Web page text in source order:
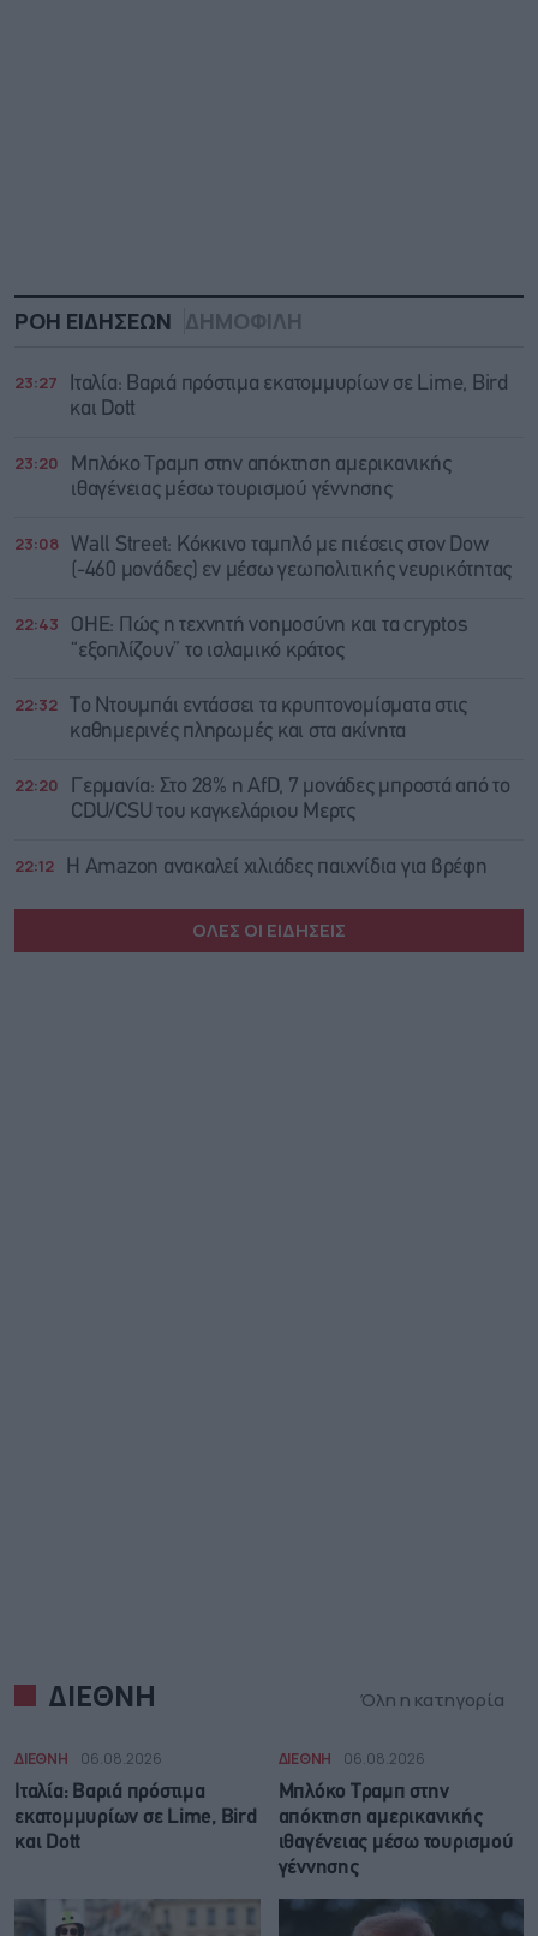
ΡΟΗ ΕΙΔΗΣΕΩΝ ΔΗΜΟΦΙΛΗ
23:27
Ιταλία: Βαριά πρόστιμα εκατομμυρίων σε Lime, Bird
και Dott
23:20
Μπλόκο Τραμπ στην απόκτηση αμερικανικής
ιθαγένειας μέσω τουρισμού γέννησης
23:08
Wall Street: Κόκκινο ταμπλό με πιέσεις στον Dow
(-460 μονάδες) εν μέσω γεωπολιτικής νευρικότητας
22:43
ΟΗΕ: Πώς η τεχνητή νοημοσύνη και τα cryptos
“εξοπλίζουν” το ισλαμικό κράτος
22:32
Το Ντουμπάι εντάσσει τα κρυπτονομίσματα στις
καθημερινές πληρωμές και στα ακίνητα
22:20
Γερμανία: Στο 28% η AfD, 7 μονάδες μπροστά από το
CDU/CSU του καγκελάριου Μερτς
22:12 Η Amazon ανακαλεί χιλιάδες παιχνίδια για βρέφη
ΟΛΕΣ ΟΙ ΕΙΔΗΣΕΙΣ
ΔΙΕΘΝΗ Όλη η κατηγορία
ΔΙΕΘΝΗ 06.08.2026
Ιταλία: Βαριά πρόστιμα
εκατομμυρίων σε Lime, Bird
και Dott
ΔΙΕΘΝΗ 06.08.2026
Μπλόκο Τραμπ στην
απόκτηση αμερικανικής
ιθαγένειας μέσω τουρισμού
γέννησης